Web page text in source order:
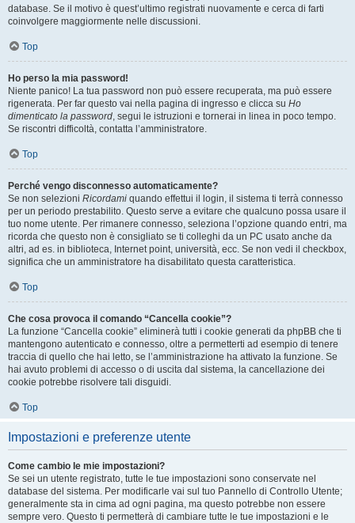
database. Se il motivo è quest’ultimo registrati nuovamente e cerca di farti
coinvolgere maggiormente nelle discussioni.
Top
Ho perso la mia password!
Niente panico! La tua password non può essere recuperata, ma può essere
rigenerata. Per far questo vai nella pagina di ingresso e clicca su Ho
dimenticato la password, segui le istruzioni e tornerai in linea in poco tempo.
Se riscontri difficoltà, contatta l’amministratore.
Top
Perché vengo disconnesso automaticamente?
Se non selezioni Ricordami quando effettui il login, il sistema ti terrà connesso
per un periodo prestabilito. Questo serve a evitare che qualcuno possa usare il
tuo nome utente. Per rimanere connesso, seleziona l’opzione quando entri, ma
ricorda che questo non è consigliato se ti colleghi da un PC usato anche da
altri, ad es. in biblioteca, Internet point, università, ecc. Se non vedi il checkbox,
significa che un amministratore ha disabilitato questa caratteristica.
Top
Che cosa provoca il comando “Cancella cookie”?
La funzione “Cancella cookie” eliminerà tutti i cookie generati da phpBB che ti
mantengono autenticato e connesso, oltre a permetterti ad esempio di tenere
traccia di quello che hai letto, se l’amministrazione ha attivato la funzione. Se
hai avuto problemi di accesso o di uscita dal sistema, la cancellazione dei
cookie potrebbe risolvere tali disguidi.
Top
Impostazioni e preferenze utente
Come cambio le mie impostazioni?
Se sei un utente registrato, tutte le tue impostazioni sono conservate nel
database del sistema. Per modificarle vai sul tuo Pannello di Controllo Utente;
generalmente sta in cima ad ogni pagina, ma questo potrebbe non essere
sempre vero. Questo ti permetterà di cambiare tutte le tue impostazioni e le